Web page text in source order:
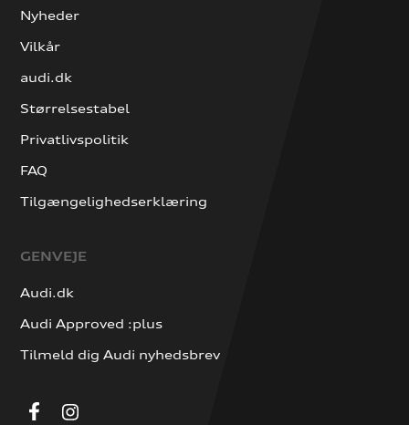
Nyheder
Vilkår
audi.dk
Størrelsestabel
Privatlivspolitik
FAQ
Tilgængelighedserklæring
GENVEJE
Audi.dk
Audi Approved :plus
Tilmeld dig Audi nyhedsbrev